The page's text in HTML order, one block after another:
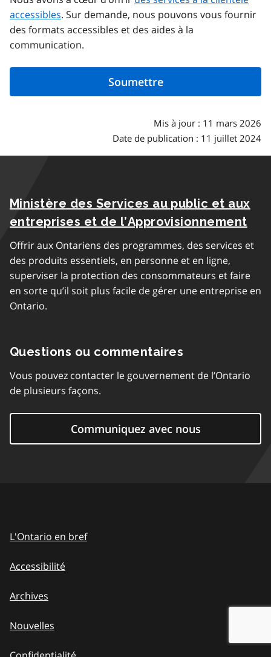
accessibles. Sur demande, nous pouvons vous fournir
des formats accessibles et des aides à la
communication.
Mis à jour : 11 mars 2026
Date de publication : 11 juillet 2024
Ministère des Services au public et aux
entreprises et de l’Approvisionnement
Offrir aux Ontariens des programmes, des services et
des produits essentiels, en personne et en ligne,
superviser la protection des consommateurs et faire
en sorte qu’il soit plus facile de gérer une entreprise en
Ontario.
Questions ou commentaires
Vous pouvez contacter le gouvernement de l’Ontario
de plusieurs façons.
Communiquez avec nous
L'Ontario en bref
Accessibilité
Archives
Nouvelles